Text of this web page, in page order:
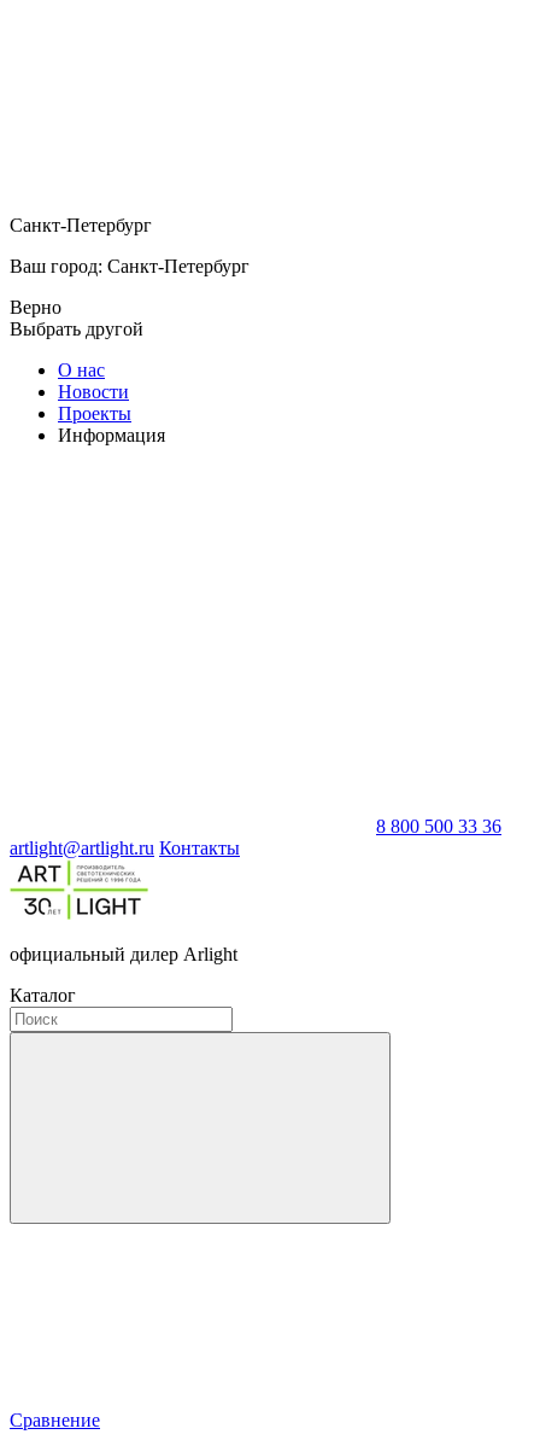
Санкт-Петербург
Ваш город: Санкт-Петербург
Верно
Выбрать другой
О нас
Новости
Проекты
Информация
8 800 500 33 36
artlight@artlight.ru Контакты
официальный дилер Arlight
Каталог
Сравнение